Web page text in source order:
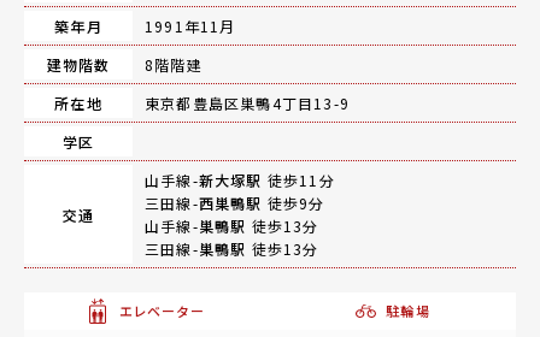
築年月
1991年11月
建物階数
8階階建
所在地
東京都豊島区巣鴨4丁目13-9
学区
交通
山手線-新大塚駅 徒歩11分
三田線-西巣鴨駅 徒歩9分
山手線-巣鴨駅 徒歩13分
三田線-巣鴨駅 徒歩13分
エレベーター
駐輪場